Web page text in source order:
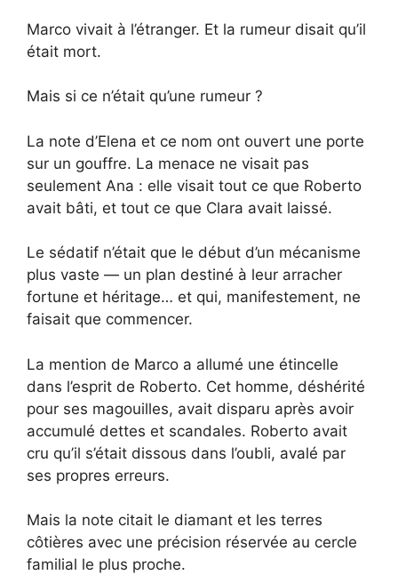
Marco vivait à l’étranger. Et la rumeur disait qu’il
était mort.
Mais si ce n’était qu’une rumeur ?
La note d’Elena et ce nom ont ouvert une porte
sur un gouffre. La menace ne visait pas
seulement Ana : elle visait tout ce que Roberto
avait bâti, et tout ce que Clara avait laissé.
Le sédatif n’était que le début d’un mécanisme
plus vaste — un plan destiné à leur arracher
fortune et héritage… et qui, manifestement, ne
faisait que commencer.
La mention de Marco a allumé une étincelle
dans l’esprit de Roberto. Cet homme, déshérité
pour ses magouilles, avait disparu après avoir
accumulé dettes et scandales. Roberto avait
cru qu’il s’était dissous dans l’oubli, avalé par
ses propres erreurs.
Mais la note citait le diamant et les terres
côtières avec une précision réservée au cercle
familial le plus proche.